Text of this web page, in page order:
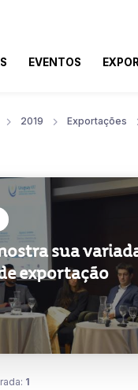
EVENTOS
2019 Exportações
sua
exportação
1